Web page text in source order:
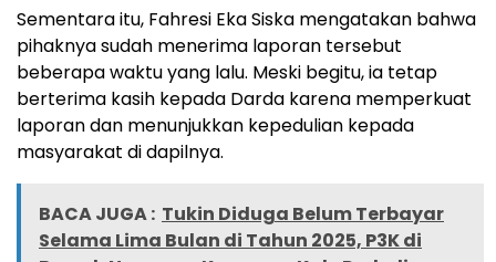
Sementara itu, Fahresi Eka Siska mengatakan bahwa
pihaknya sudah menerima laporan tersebut
beberapa waktu yang lalu. Meski begitu, ia tetap
berterima kasih kepada Darda karena memperkuat
laporan dan menunjukkan kepedulian kepada
masyarakat di dapilnya.
BACA JUGA : Tukin Diduga Belum Terbayar
Selama Lima Bulan di Tahun 2025, P3K di